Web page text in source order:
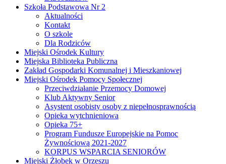
Szkoła Podstawowa Nr 2
Aktualności
Kontakt
O szkole
Dla Rodziców
Miejski Ośrodek Kultury
Miejska Biblioteka Publiczna
Zakład Gospodarki Komunalnej i Mieszkaniowej
Miejski Ośrodek Pomocy Społecznej
Przeciwdziałanie Przemocy Domowej
Klub Aktywny Senior
Asystent osobisty osoby z niepełnosprawnością
Opieka wytchnieniowa
Opieka 75+
Program Fundusze Europejskie na Pomoc
Żywnościową 2021-2027
KORPUS WSPARCIA SENIORÓW
Miejski Żłobek w Orzeszu